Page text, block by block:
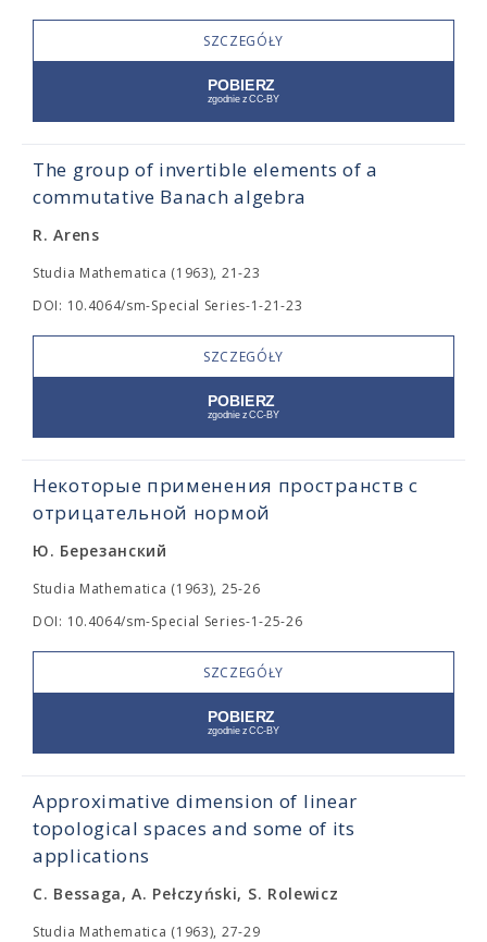
SZCZEGÓŁY
The group of invertible elements of a
commutative Banach algebra
R. Arens
Studia Mathematica (1963), 21-23
DOI: 10.4064/sm-Special Series-1-21-23
SZCZEGÓŁY
Некоторые применения пространств с
отрицательной нормой
Ю. Березанский
Studia Mathematica (1963), 25-26
DOI: 10.4064/sm-Special Series-1-25-26
SZCZEGÓŁY
Approximative dimension of linear
topological spaces and some of its
applications
C. Bessaga, A. Pełczyński, S. Rolewicz
Studia Mathematica (1963), 27-29